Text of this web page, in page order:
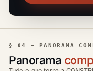
§ 04 — PANORAMA
Panorama